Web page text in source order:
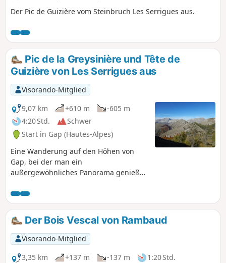
Der Pic de Guizière vom Steinbruch Les Serrigues aus.
Pic de la Greysinière und Tête de
Guizière von Les Serrigues aus
Visorando-Mitglied
9,07 km
+610 m
-605 m
4:20 Std.
Schwer
Start in Gap (Hautes-Alpes)
Eine Wanderung auf den Höhen von
Gap, bei der man ein
außergewöhnliches Panorama genießen
Bure, Dévoluy, Écrins, Embrunais,
Blanche, Monges... Eine
Achterbahnfahrt auf dem Kamm.
Blumen und Pilze warten auf Sie! Eine
heikle Passage zwischen (3) und (4).
Der Bois Vescal von Rambaud
Visorando-Mitglied
3,35 km
+137 m -137 m
1:20 Std.